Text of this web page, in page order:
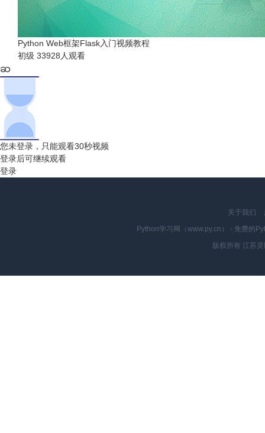
Python Web框架Flask入门视频教程
初级 33928人观看
您未登录，只能观看30秒视频
登录后可继续观看
登录
关于我们
Python学习网（www.py.cn） - 免费的
版权所有 江苏